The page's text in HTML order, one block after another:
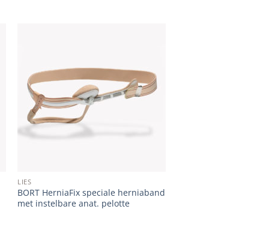
LIES
BORT HerniaFix speciale herniaband
met instelbare anat. pelotte